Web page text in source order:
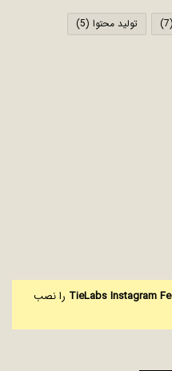
(7) تولید محتوا (5)
TieLabs Instagram را نصب